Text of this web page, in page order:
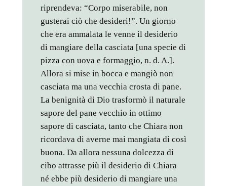
riprendeva: “Corpo miserabile, non
gusterai ciò che desideri!”. Un giorno
che era ammalata le venne il desiderio
di mangiare della casciata [una specie di
pizza con uova e formaggio, n. d. A.].
Allora si mise in bocca e mangiò non
casciata ma una vecchia crosta di pane.
La benignità di Dio trasformò il naturale
sapore del pane vecchio in ottimo
sapore di casciata, tanto che Chiara non
ricordava di averne mai mangiata di così
buona. Da allora nessuna dolcezza di
cibo attrasse più il desiderio di Chiara
né ebbe più desiderio di mangiare una